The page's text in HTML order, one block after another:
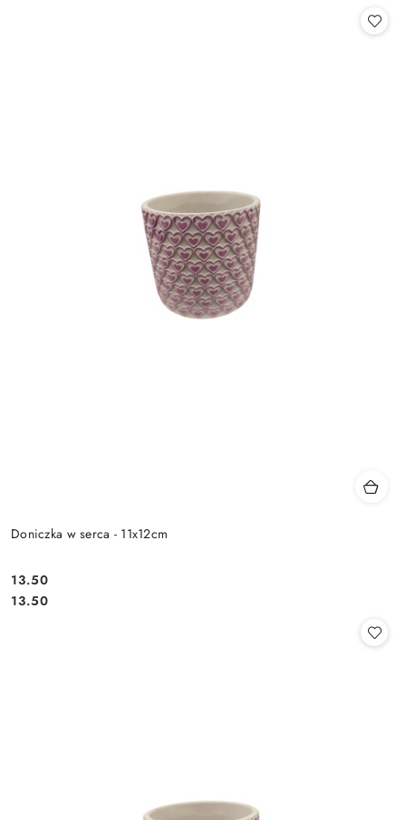
Doniczka w serca - 11x12cm
Cena:
13.50
Cena:
13.50